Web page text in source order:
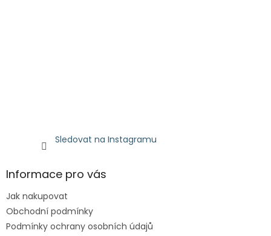
Sledovat na Instagramu
Informace pro vás
Jak nakupovat
Obchodní podmínky
Podmínky ochrany osobních údajů